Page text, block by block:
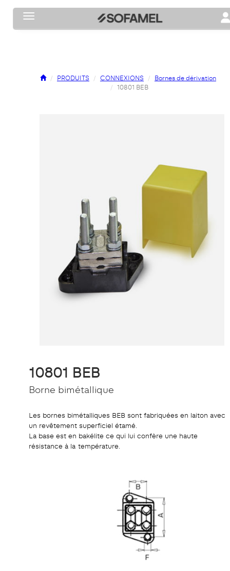
Toggle navigation
PRODUITS CONNEXIONS
Bornes de dérivation
10801 BEB
10801 BEB
Borne bimétallique
Les bornes bimétalliques BEB sont fabriquées en laiton avec
un revêtement superficiel étamé.
La base est en bakélite ce qui lui confère une haute
résistance à la température.